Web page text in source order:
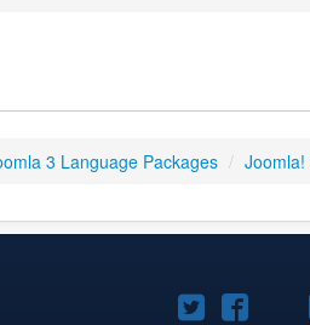
3 Language Packages / Joomla!
Joomla!